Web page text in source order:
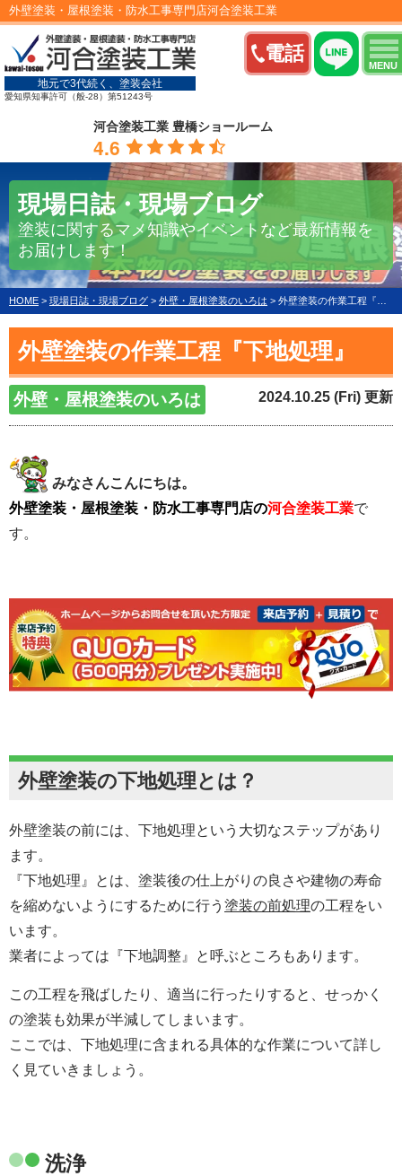
電話
MENU
外壁塗装・屋根塗装・防水工事専門店河合塗装工業
地元で3代続く、塗装会社
愛知県知事許可（般-28）第51243号
河合塗装工業 豊橋ショールーム
4.6
現場日誌・現場ブログ
塗装に関するマメ知識やイベントなど最新情報を
お届けします！
HOME > 現場日誌・現場ブログ > 外壁・屋根塗装のいろは > 外壁塗装の作業工程『下地処理』
外壁塗装の作業工程『下地処理』
外壁・屋根塗装のいろは 2024.10.25 (Fri) 更新
みなさんこんにちは。
外壁塗装・屋根塗装・防水工事専門店の河合塗装工業で
す。
外壁塗装の下地処理とは？
外壁塗装の前には、下地処理という大切なステップがあり
ます。
『下地処理』とは、塗装後の仕上がりの良さや建物の寿命
を縮めないようにするために行う 塗装の前処理の工程をい
います。
業者によっては『下地調整』と呼ぶところもあります。
この工程を飛ばしたり、適当に行ったりすると、せっかく
の塗装も効果が半減してしまいます。
ここでは、下地処理に含まれる具体的な作業について詳し
く見ていきましょう。
洗浄